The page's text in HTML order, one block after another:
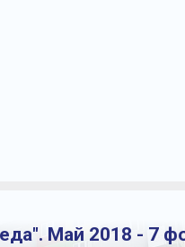
Май 2018 - 7